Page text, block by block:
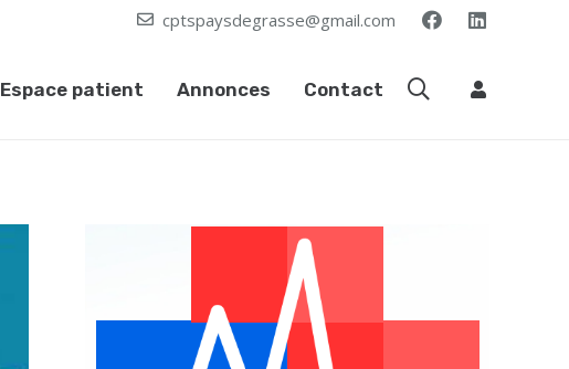
cptspaysdegrasse@gmail.com
Espace patient Annonces Contact